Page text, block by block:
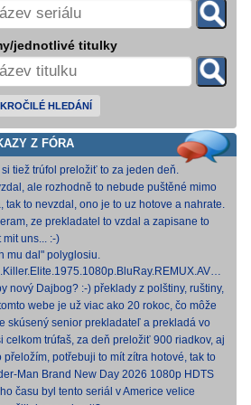
jednotlivé titulky
HLEDÁNÍ
Z FÓRA
si tiež trúfol preložiť to za jeden deň.
ale rozhodně to nebude puštěné mimo
Samozřejmě překladač.
tak to nevzdal, ono je to uz hotove a nahrate.
ze prekladatel to vzdal a zapisane to
mit uns... :-)
mu dal" polyglosiu.
[21,73 GB] Dnes na WS.
nový Dajbog? :-) překlady z polštiny, ruštiny,
francouzštiny, angličtiny (12-24 hod
webe je už viac ako 20 rokoc, čo môže
vyšší vek (pokojne aj nad 40, či 50).
skúsený senior prekladateľ a prekladá vo
pre Netflix, HBO a iné, nemal by to byť
celkom trúfaš, za deň preložiť 900 riadkov, aj
a nenáročných, plus úprava
přeložím, potřebuji to mít zítra hotové, tak to
rovnou hodim.
Man Brand New Day 2026 1080p HDTS
0 H 264-LMNTRY
času byl tento seriál v Americe velice